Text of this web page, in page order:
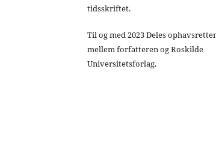
tidsskriftet.
Til og med 2023 Deles
mellem forfatteren og Roskilde
Universitetsforlag.